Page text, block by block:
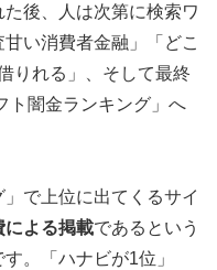
後、人は次第に検索ワ
い消費者金融」「どこ
りれる」、そして最終
ト闇金ランキング」へ
で上位に出てくるサイ
による掲載であるという
。「ハナビが1位」